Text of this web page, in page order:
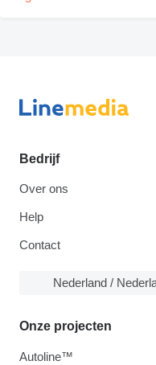
Bedrijf
Over ons
Help
Contact
Nederland /
Onze projecten
Autoline™